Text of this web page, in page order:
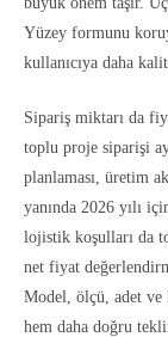
Yüzey formunu
kullanıcıya daha
Sipariş miktarı da
toplu proje siparişi
planlaması, üretim
yanında 2026 yılı
lojistik koşulları da
net fiyat
Model, ölçü, adet ve
hem daha doğru